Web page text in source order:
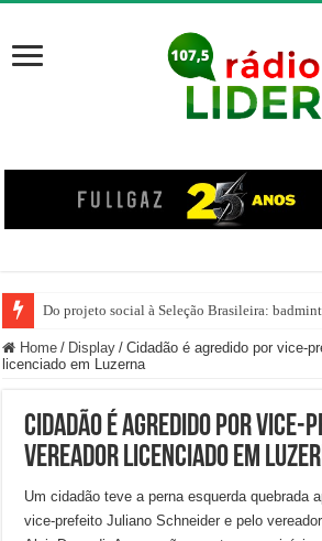
Do projeto social à Seleção Brasileira:
Defesa Civil de Joaçaba alerta população
Home / Display / Cidadão é agredido por vice-
licenciado em Luzerna
Cidadão é agredido por
vereador licenciado em
Um cidadão teve a perna esquerda quebrada
vice-prefeito Juliano Schneider e pelo